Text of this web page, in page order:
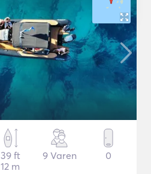
39 ft
12 m
9 Varen 0